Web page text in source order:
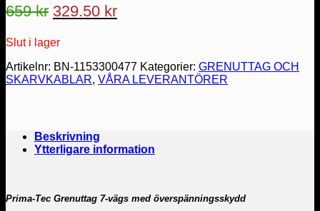
659kr Det
priset
var:
659 kr.
329.50 krDet
är:
329.50 kr.
Slut i lager
Artikelnr: BN-1153300477 Kategorier: GRENUTTAG OCH
SKARVKABLAR, VÅRA LEVERANTÖRER
Beskrivning
Ytterligare information
Prima-Tec Grenuttag 7-vägs med överspänningsskydd